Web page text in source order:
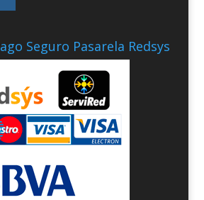
Seguro Pasarela Redsys